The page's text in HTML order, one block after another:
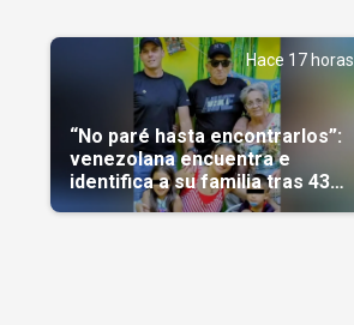
Hace 17 horas
“No paré hasta encontrarlos”:
venezolana encuentra e
identifica a su familia tras 43
días del terremoto